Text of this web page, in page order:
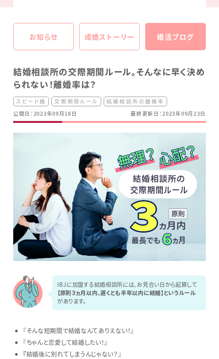
お知らせ 成婚ストーリー 婚活ブログ
結婚相談所の交際期間ルール。そんなに早く決め
られない！離婚率は？
スピード婚 交際期限ルール
結婚相談所の離婚率
公開日：2023年09月18日
最終更新日：2023年09月23日
IBJに加盟する結婚相談所には、お見合い日から起算して
【原則３ヵ月以内、遅くとも半年以内に結婚】というルール
があります。
『そんな短期間で結婚なんてありえない！』
『ちゃんと恋愛して結婚したい！』
『結婚後に別れてしまうんじゃない？』